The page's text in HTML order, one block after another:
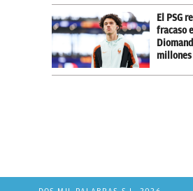
El PSG
fracaso